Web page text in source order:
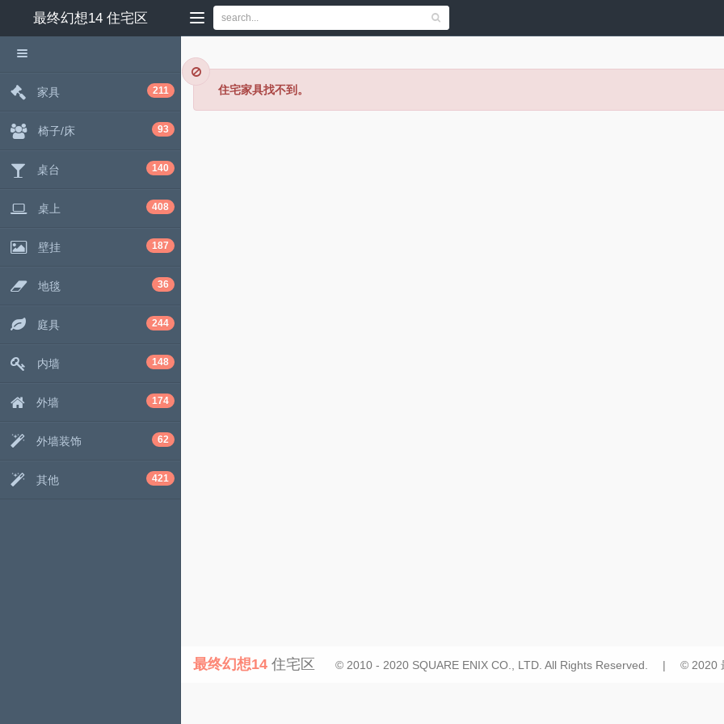
最终幻想14 住宅区
住宅家具找不到。
家具 211
椅子/床 93
桌台 140
桌上 408
壁挂 187
地毯 36
庭具 244
内墙 148
外墙 174
外墙装饰 62
其他 421
最终幻想14 住宅区 © 2010 - 2020 SQUARE ENIX CO., LTD. All Rights Reserved. | © 2020